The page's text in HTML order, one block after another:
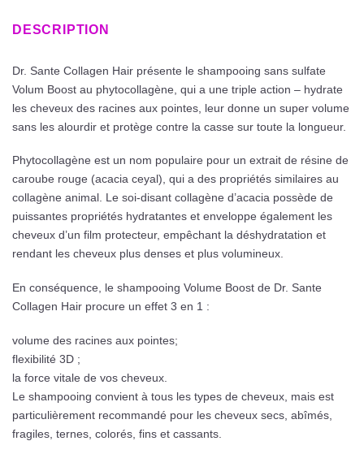
DESCRIPTION
Dr. Sante Collagen Hair présente le shampooing sans sulfate
Volum Boost au phytocollagène, qui a une triple action – hydrate
les cheveux des racines aux pointes, leur donne un super volume
sans les alourdir et protège contre la casse sur toute la longueur.
Phytocollagène est un nom populaire pour un extrait de résine de
caroube rouge (acacia ceyal), qui a des propriétés similaires au
collagène animal. Le soi-disant collagène d’acacia possède de
puissantes propriétés hydratantes et enveloppe également les
cheveux d’un film protecteur, empêchant la déshydratation et
rendant les cheveux plus denses et plus volumineux.
En conséquence, le shampooing Volume Boost de Dr. Sante
Collagen Hair procure un effet 3 en 1 :
volume des racines aux pointes;
flexibilité 3D ;
la force vitale de vos cheveux.
Le shampooing convient à tous les types de cheveux, mais est
particulièrement recommandé pour les cheveux secs, abîmés,
fragiles, ternes, colorés, fins et cassants.